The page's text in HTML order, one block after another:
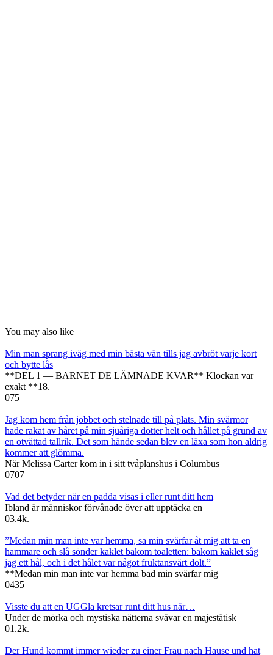
You may also like
Min man sprang iväg med min bästa vän tills jag avbröt varje kort
och bytte lås
**DEL 1 — BARNET DE LÄMNADE KVAR** Klockan var
exakt **18.
075
Jag kom hem från jobbet och stelnade till på plats. Min svärmor
hade rakat av håret på min sjuåriga dotter helt och hållet på grund av
en otvättad tallrik. Det som hände sedan blev en läxa som hon aldrig
kommer att glömma.
När Melissa Carter kom in i sitt tvåplanshus i Columbus
0707
Vad det betyder när en padda visas i eller runt ditt hem
Ibland är människor förvånade över att upptäcka en
03.4k.
”Medan min man inte var hemma, sa min svärfar åt mig att ta en
hammare och slå sönder kaklet bakom toaletten: bakom kaklet såg
jag ett hål, och i det hålet var något fruktansvärt dolt.”
**Medan min man inte var hemma bad min svärfar mig
0435
Visste du att en UGGla kretsar runt ditt hus när…
Under de mörka och mystiska nätterna svävar en majestätisk
01.2k.
Der Hund kommt immer wieder zu einer Frau nach Hause und hat